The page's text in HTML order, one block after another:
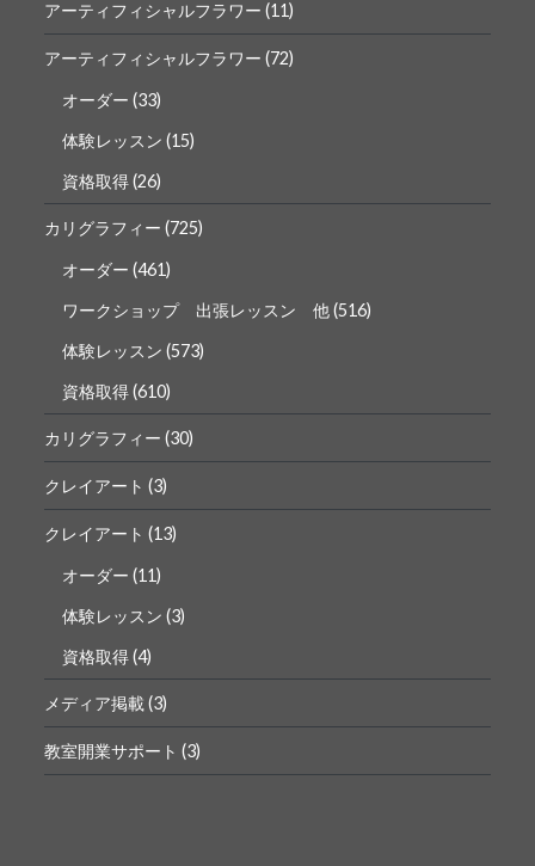
示 示
アーティフィシャルフラワー (11)
アーティフィシャルフラワー (72)
オーダー (33)
体験レッスン (15)
資格取得(26)
カリグラフィー (725)
オーダー (461)
ワークショップ 出張レッスン 他(516)
体験レッスン (573)
資格取得(610)
カリグラフィー (30)
クレイアート (3)
クレイアート (13)
オーダー (11)
体験レッスン (3)
資格取得(4)
メディア掲載 (3)
教室開業サポート (3)